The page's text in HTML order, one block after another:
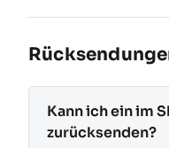
Kann ich ein im
zurücksenden?